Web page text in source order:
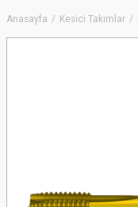
Anasayfa Kesici Takımlar